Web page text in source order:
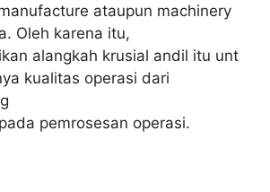
ataupun machinery
Oleh karena itu,
alangkah krusial andil itu unt
kualitas operasi dari
pemrosesan operasi.